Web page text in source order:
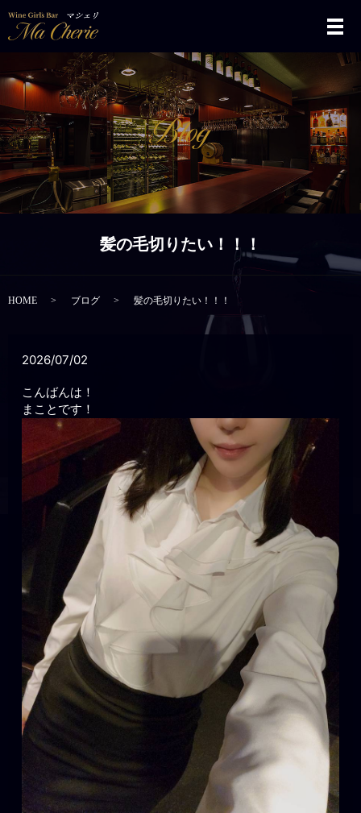
メ
髪の毛切りたい！！！
HOME ブログ 髪の毛切りたい！！！
2026/07/02
こんばんは！
まことです！